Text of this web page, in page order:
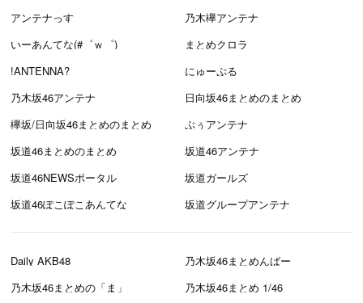
アンテナっす
乃木欅アンテナ
いーあんてな(#゜ｗ゜)
まとめクロラ
!ANTENNA?
にゅーぷる
乃木坂46アンテナ
日向坂46まとめのまとめ
欅坂/日向坂46まとめのまとめ
ぷぅアンテナ
坂道46まとめのまとめ
坂道46アンテナ
坂道46NEWSポータル
坂道ガールズ
坂道46ぽこぽこあんてな
坂道グループアンテナ
Daily AKB48
乃木坂46まとめんばー
乃木坂46まとめの「ま」
乃木坂46まとめ 1/46